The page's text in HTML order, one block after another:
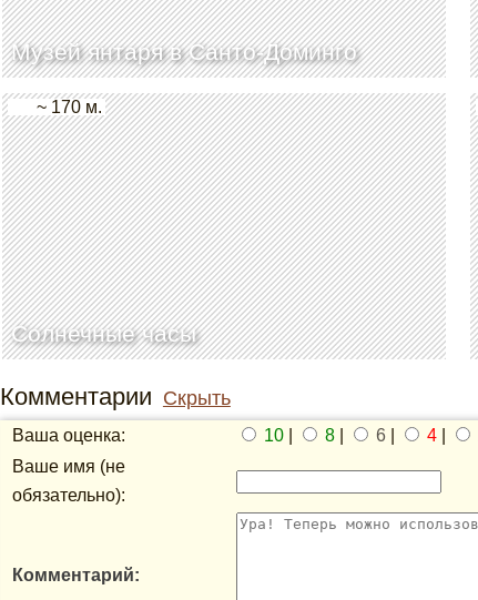
Музей янтаря в Санто-Доминго
Солнечные часы
~ 170 м.
Комментарии Скрыть
Ваша оценка: 10| 8| 6| 4|
Ваше имя (не
обязательно):
Комментарий: